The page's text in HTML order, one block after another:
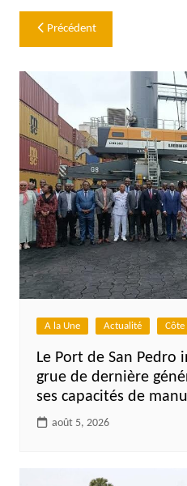
Navigation
de
l’article
Précédent
A la Une Actualité
Le Port de San Pedro
grue de dernière
ses capacités de
août 5, 2026